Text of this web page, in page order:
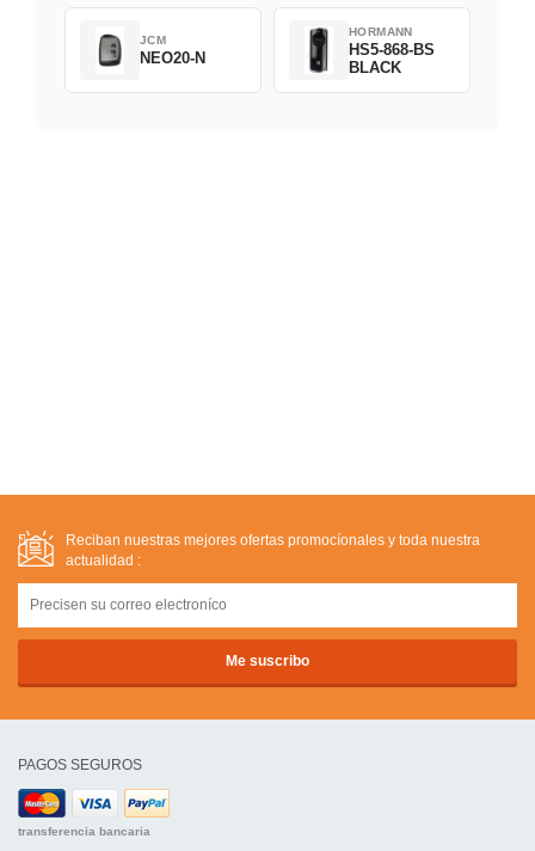
JCM
NEO20-N
HORMANN
HS5-868-BS
BLACK
Reciban nuestras mejores ofertas promocíonales y toda nuestra
actualidad :
PAGOS SEGUROS
transferencia bancaria